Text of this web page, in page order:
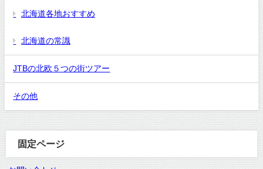
北海道各地おすすめ
北海道の常識
JTBの北欧５つの街ツアー
その他
固定ページ